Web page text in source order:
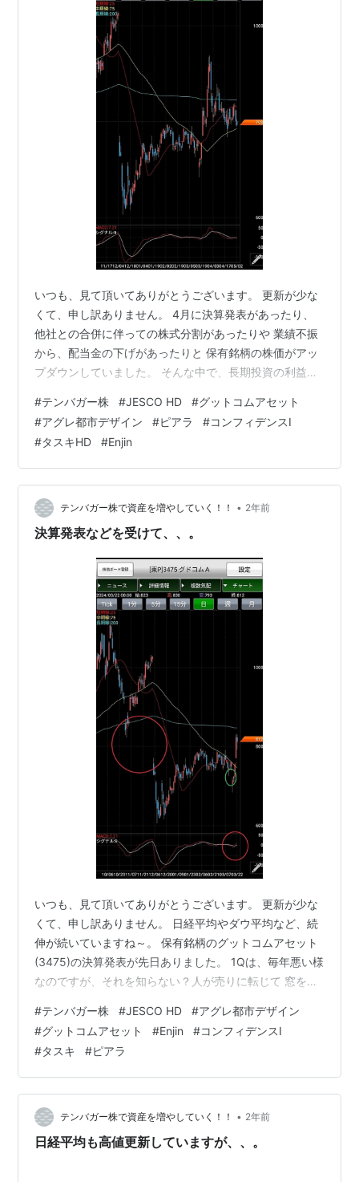
いつも、見て頂いてありがとうございます。 更新が少な
くて、申し訳ありません。 4月に決算発表があったり、
他社との合併に伴っての株式分割があったりや 業績不振
から、配当金の下げがあったりと 保有銘柄の株価がアッ
プダウンしていました。 そんな中で、長期投資の利益の
と考えますと、 保有してみて分かった事は、業績が右肩
上がりなのは絶対条件ですが その過程で、株式分割し
て、保有銘柄の枚数(今は100株単位ですが)が増えること
で 実質半分や半分以下の株価で買ったことになり、その
後も株価が上がると更に数倍になって 当然、配当も100
株に対して支払われるので…
#テンバガー株 #JESCO HD #グットコムアセット
#アグレ都市デザイン #ピアラ #コンフィデンスI
#タスキHD #Enjin
テンバガー株で資産を増やしていく！！ • 2年前
決算発表などを受けて、、。
いつも、見て頂いてありがとうございます。 更新が少な
くて、申し訳ありません。 日経平均やダウ平均など、続
伸が続いていますね～。 保有銘柄のグットコムアセット
(3475)の決算発表が先日ありました。 1Qは、毎年悪い様
なのですが、それを知らない？人が売りに転じて 窓を開
のIRが出て 株価も戻してきました。 もう一つの保有銘柄
のアグレ都市デザイン(3467)も、 決算発表ではないです
が 下方修正と配当金の下げのIRが発表されて こちらも窓
を開けて下落しましたが、意外と暫定的な下落のような
感じで まだ、売るのはやめようと思いました。配当落ち
権利日で …
#テンバガー株 #JESCO HD #アグレ都市デザイン
#グットコムアセット #Enjin #コンフィデンスI
#タスキ #ピアラ
テンバガー株で資産を増やしていく！！ • 2年前
日経平均も高値更新していますが、、。